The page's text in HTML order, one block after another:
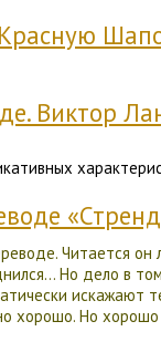
Виктор
Читается он
Но дело в
искажают
хорошо. Но хорошо